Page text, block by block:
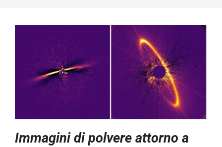
Immagini di polvere attorno a